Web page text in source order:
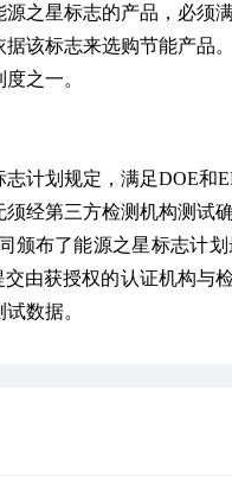
之星标志的产品，必须
该标志来选购节能产品
之一。
志计划规定，满足DOE
经第三方检测机构测试
颁布了能源之星标志计
由获授权的认证机构与
数据。